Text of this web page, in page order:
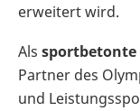
erweitert wird.
Als sportbetonte
Partner des
und